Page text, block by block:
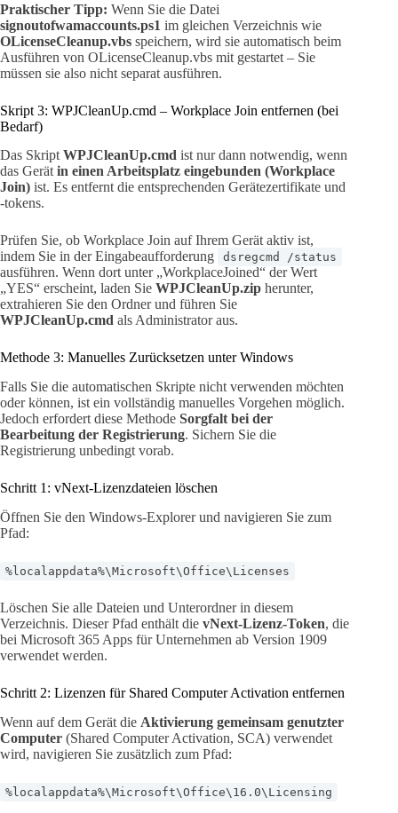
Praktischer Tipp: Wenn Sie die Datei
signoutofwamaccounts.ps1 im gleichen Verzeichnis wie
OLicenseCleanup.vbs speichern, wird sie automatisch beim
Ausführen von OLicenseCleanup.vbs mit gestartet – Sie
müssen sie also nicht separat ausführen.
Skript 3: WPJCleanUp.cmd – Workplace Join entfernen (bei
Bedarf)
Das Skript WPJCleanUp.cmd ist nur dann notwendig, wenn
das Gerät in einen Arbeitsplatz eingebunden (Workplace
Join) ist. Es entfernt die entsprechenden Gerätezertifikate und
-tokens.
Prüfen Sie, ob Workplace Join auf Ihrem Gerät aktiv ist,
indem Sie in der Eingabeaufforderung
dsregcmd /status
ausführen. Wenn dort unter „WorkplaceJoined“ der Wert
„YES“ erscheint, laden Sie WPJCleanUp.zip herunter,
extrahieren Sie den Ordner und führen Sie
WPJCleanUp.cmd als Administrator aus.
Methode 3: Manuelles Zurücksetzen unter Windows
Falls Sie die automatischen Skripte nicht verwenden möchten
oder können, ist ein vollständig manuelles Vorgehen möglich.
Jedoch erfordert diese Methode Sorgfalt bei der
Bearbeitung der Registrierung. Sichern Sie die
Registrierung unbedingt vorab.
Schritt 1: vNext-Lizenzdateien löschen
Öffnen Sie den Windows-Explorer und navigieren Sie zum
Pfad:
%localappdata%\Microsoft\Office\Licenses
Löschen Sie alle Dateien und Unterordner in diesem
Verzeichnis. Dieser Pfad enthält die vNext-Lizenz-Token, die
bei Microsoft 365 Apps für Unternehmen ab Version 1909
verwendet werden.
Schritt 2: Lizenzen für Shared Computer Activation entfernen
Wenn auf dem Gerät die Aktivierung gemeinsam genutzter
Computer (Shared Computer Activation, SCA) verwendet
wird, navigieren Sie zusätzlich zum Pfad:
%localappdata%\Microsoft\Office\16.0\Licensing